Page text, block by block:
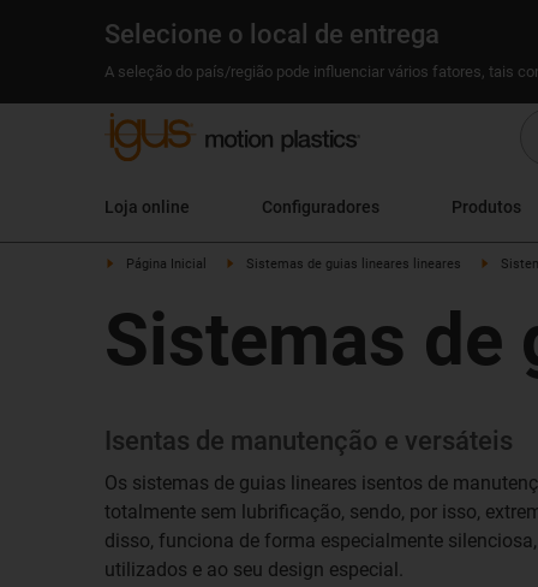
Selecione o local de entrega
A seleção do país/região pode influenciar vários fatores, tais
Loja online Configuradores Produtos
Página Inicial Sistemas de guias lineares lineares
Sistemas de
Isentas de manutenção e versáteis
Os sistemas de guias lineares isentos de
totalmente sem lubrificação, sendo, por isso,
disso, funciona de forma especialmente
utilizados e ao seu design especial.